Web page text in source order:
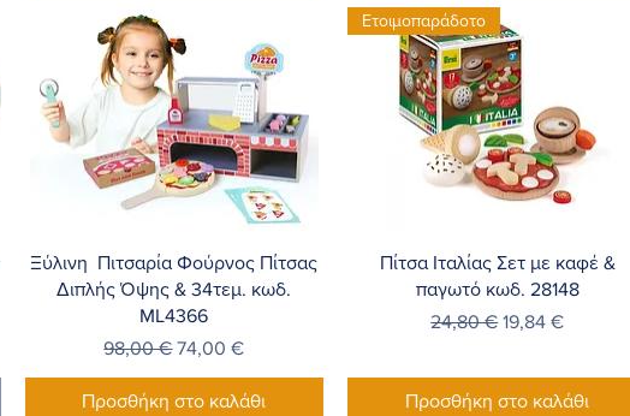
Γρήγορη προβολή
Ξύλινη Πιτσαρία Φούρνος Πίτσας
Διπλής Όψης & 34τεμ. κωδ.
ML4366
Κανονική τιμή
98,00 € Τιμή Έκπτωσης
74,00 €
Προσθήκη στο καλάθι
Γρήγορη προβολή
Ετοιμοπαράδοτο
Πίτσα Ιταλίας Σετ με καφέ &
παγωτό κωδ. 28148
Κανονική τιμή
24,80 € Τιμή Έκπτωσης
19,84 €
Προσθήκη στο καλάθι